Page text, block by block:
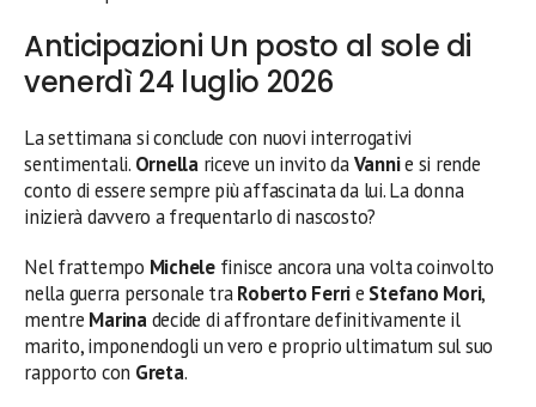
Anticipazioni Un posto al sole di
venerdì 24 luglio 2026
La settimana si conclude con nuovi interrogativi
sentimentali. Ornellariceve un invito daVannie si rende
conto di essere sempre più affascinata da lui. La donna
inizierà davvero a frequentarlo di nascosto?
Nel frattempo Michelefinisce ancora una volta coinvolto
nella guerra personale traRoberto Ferrie Stefano Mori,
mentre Marinadecide di affrontare definitivamente il
marito, imponendogli un vero e proprio ultimatum sul suo
rapporto con Greta.